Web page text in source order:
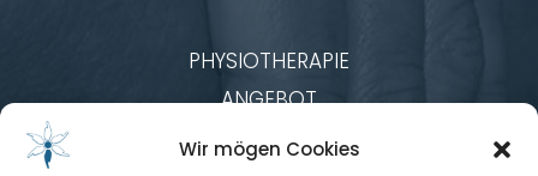
Wir mögen Cookies
PHYSIOTHERAPIE
ANGEBOT
TEAM